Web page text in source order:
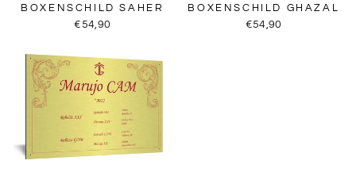
BOXENSCHILD SAHER
€54,90
BOXENSCHILD GHAZAL
€54,90